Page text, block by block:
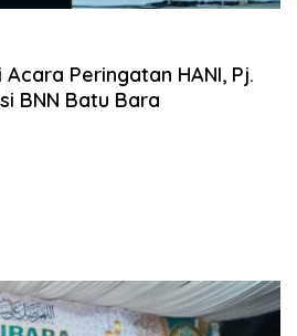
Peringatan HANI, Pj.
BNN Batu Bara